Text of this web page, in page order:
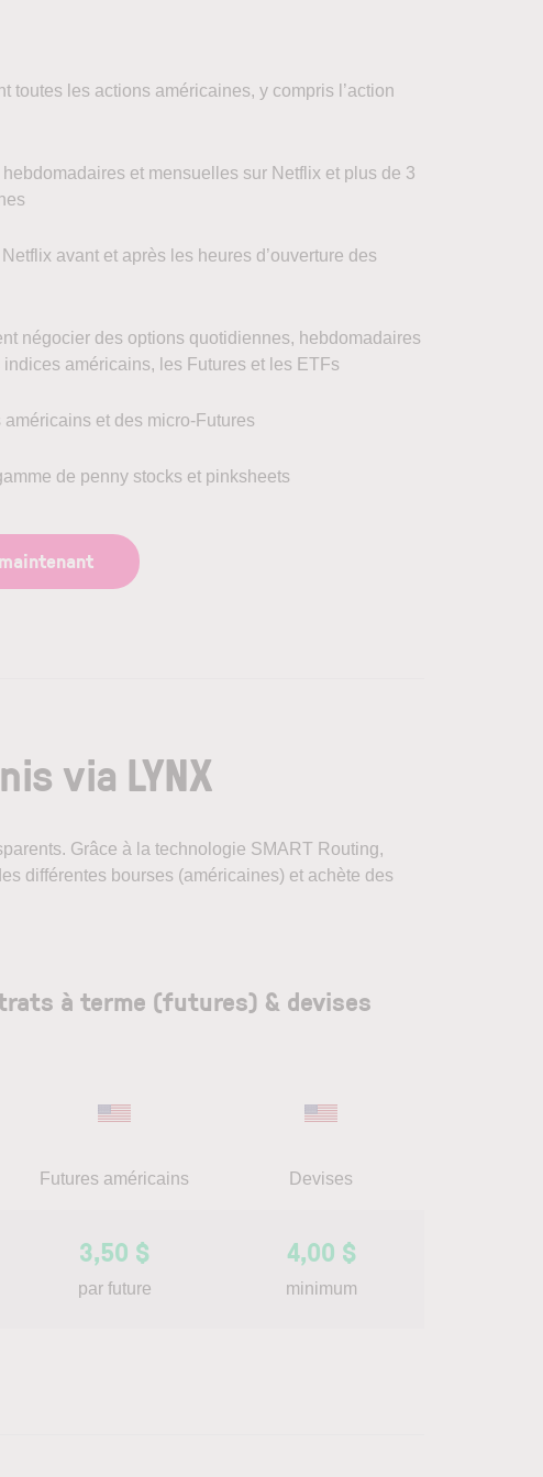
toutes les actions américaines, y compris l’action
et mensuelles sur Netflix et plus de 3
avant et après les heures d’ouverture des
négocier des options quotidiennes, hebdomadaires
américains, les Futures et les ETFs
et des micro-Futures
de penny stocks et pinksheets
via LYNX
Grâce à la technologie SMART Routing,
différentes bourses (américaines) et achète des
à terme (futures) & devises
Futures américains
3,50 $
par future
Devises
4,00 $
minimum